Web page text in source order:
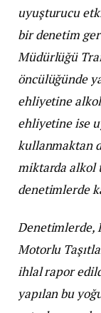
uyuşturucu
bir denetim
Müdürlüğü
öncülüğünde
ehliyetine
ehliyetine ise
kullanmaktan
miktarda alkol
denetimlerde
Denetimlerde,
Motorlu
ihlal rapor
yapılan bu